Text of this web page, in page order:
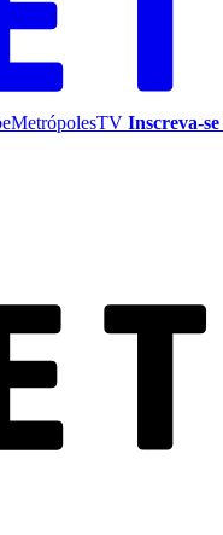
MetrópolesTV Inscreva-se